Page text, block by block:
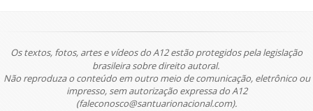
Os textos, fotos, artes e vídeos do A12 estão protegidos pela legislação
brasileira sobre direito autoral.
Não reproduza o conteúdo em outro meio de comunicação, eletrônico ou
impresso, sem autorização expressa do A12
(faleconosco@santuarionacional.com).